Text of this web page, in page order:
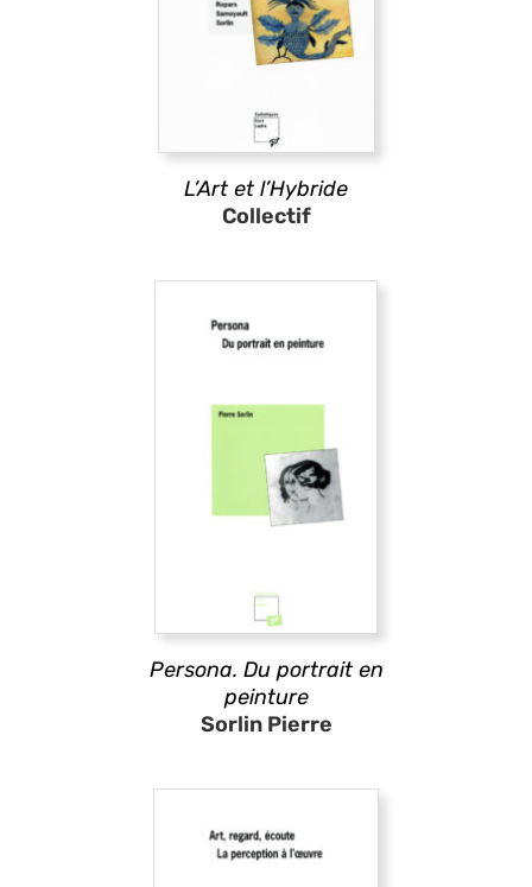
L’Art et l’Hybride
Collectif
Persona. Du portrait en
peinture
Sorlin Pierre